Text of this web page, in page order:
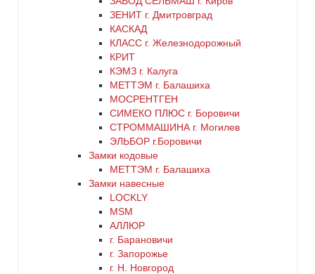
ЗЕНИТ г. Дмитровград
КАСКАД
КЛАСС г. Железнодорожный
КРИТ
КЭМЗ г. Калуга
МЕТТЭМ г. Балашиха
МОСРЕНТГЕН
СИМЕКО ПЛЮС г. Боровичи
СТРОММАШИНА г. Могилев
ЭЛЬБОР г.Боровичи
Замки кодовые
МЕТТЭМ г. Балашиха
Замки навесные
LOCKLY
MSM
АЛЛЮР
г. Барановичи
г. Запорожье
г. Н. Новгород